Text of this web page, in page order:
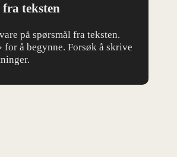
fra teksten
på spørsmål fra teksten.
for å begynne. Forsøk å skrive